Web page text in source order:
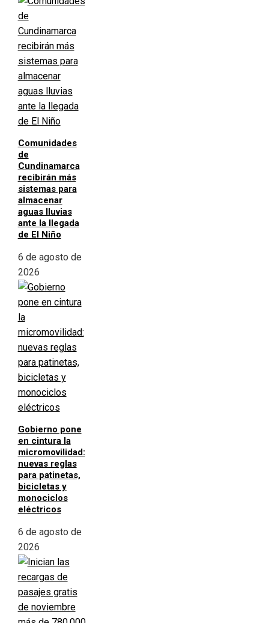
Comunidades
de
Cundinamarca
recibirán más
sistemas para
almacenar
aguas lluvias
ante la llegada
de El Niño
6 de agosto de
2026
Gobierno pone
en cintura la
micromovilidad:
nuevas reglas
para patinetas,
bicicletas y
monociclos
eléctricos
6 de agosto de
2026